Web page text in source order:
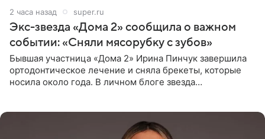
2 часа назад super.ru
Экс-звезда «Дома 2» сообщила о важном
событии: «Сняли мясорубку с зубов»
Бывшая участница «Дома 2» Ирина Пинчук завершила
ортодонтическое лечение и сняла брекеты, которые
носила около года. В личном блоге звезда